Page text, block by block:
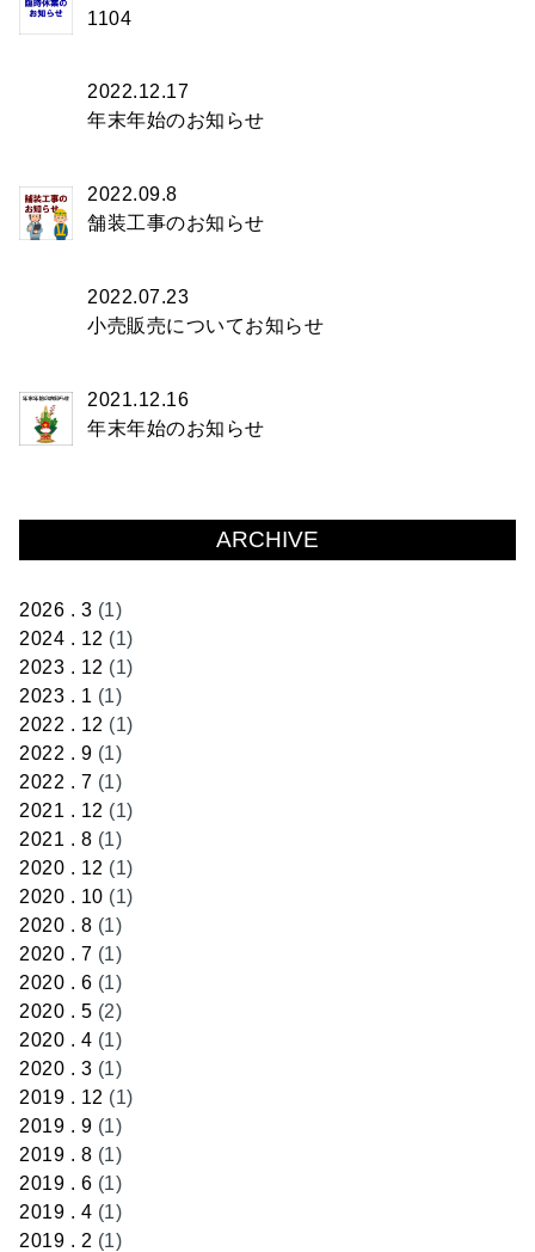
1104
2022.12.17
年末年始のお知らせ
2022.09.8
舗装工事のお知らせ
2022.07.23
小売販売についてお知らせ
2021.12.16
年末年始のお知らせ
ARCHIVE
2026 . 3 (1)
2024 . 12 (1)
2023 . 12 (1)
2023 . 1 (1)
2022 . 12 (1)
2022 . 9 (1)
2022 . 7 (1)
2021 . 12 (1)
2021 . 8 (1)
2020 . 12 (1)
2020 . 10 (1)
2020 . 8 (1)
2020 . 7 (1)
2020 . 6 (1)
2020 . 5 (2)
2020 . 4 (1)
2020 . 3 (1)
2019 . 12 (1)
2019 . 9 (1)
2019 . 8 (1)
2019 . 6 (1)
2019 . 4 (1)
2019 . 2 (1)